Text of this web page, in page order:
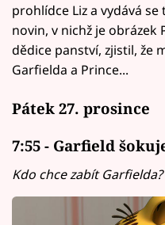
prohlídce Liz a vydává
novin, v nichž je obrázek
dědice panství, zjistil, že
Garfielda a Prince...
Pátek 27. prosince
7:55 - Garfield
Kdo chce zabít Garfielda?